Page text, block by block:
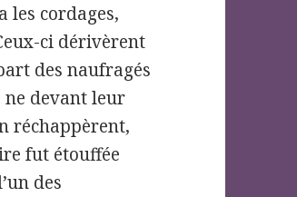
les cordages,
ci dérivèrent
des naufragés
ne devant leur
réchappèrent,
fut étouffée
des